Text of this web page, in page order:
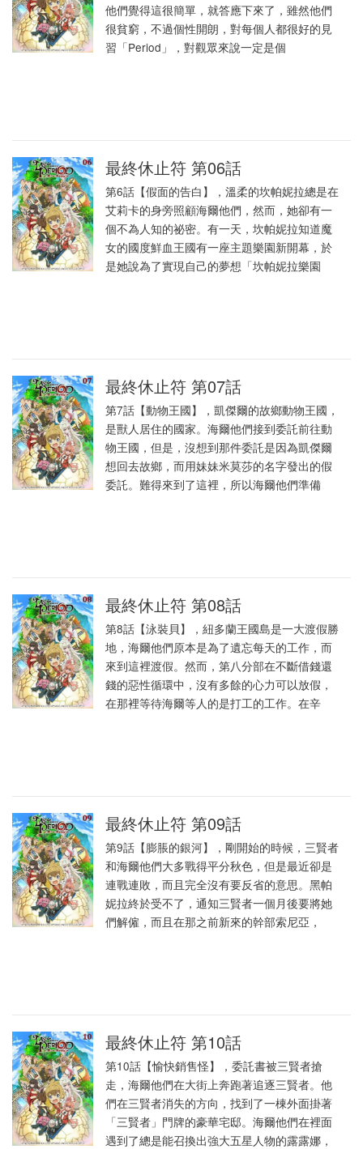
他們覺得這很簡單，就答應下來了，雖然他們
很貧窮，不過個性開朗，對每個人都很好的見
習「Period」，對觀眾來說一定是個
最終休止符 第06話
第6話【假面的告白】，溫柔的坎帕妮拉總是在
艾莉卡的身旁照顧海爾他們，然而，她卻有一
個不為人知的祕密。有一天，坎帕妮拉知道魔
女的國度鮮血王國有一座主題樂園新開幕，於
是她說為了實現自己的夢想「坎帕妮拉樂園
最終休止符 第07話
第7話【動物王國】，凱傑爾的故鄉動物王國，
是獸人居住的國家。海爾他們接到委託前往動
物王國，但是，沒想到那件委託是因為凱傑爾
想回去故鄉，而用妹妹米莫莎的名字發出的假
委託。難得來到了這裡，所以海爾他們準備
最終休止符 第08話
第8話【泳裝貝】，紐多蘭王國島是一大渡假勝
地，海爾他們原本是為了遺忘每天的工作，而
來到這裡渡假。然而，第八分部在不斷借錢還
錢的惡性循環中，沒有多餘的心力可以放假，
在那裡等待海爾等人的是打工的工作。在辛
最終休止符 第09話
第9話【膨脹的銀河】，剛開始的時候，三賢者
和海爾他們大多戰得平分秋色，但是最近卻是
連戰連敗，而且完全沒有要反省的意思。黑帕
妮拉終於受不了，通知三賢者一個月後要將她
們解僱，而且在那之前新來的幹部索尼亞，
最終休止符 第10話
第10話【愉快銷售怪】，委託書被三賢者搶
走，海爾他們在大街上奔跑著追逐三賢者。他
們在三賢者消失的方向，找到了一棟外面掛著
「三賢者」門牌的豪華宅邸。海爾他們在裡面
遇到了總是能召換出強大五星人物的露露娜，